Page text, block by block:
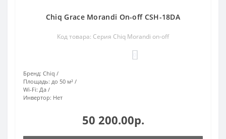
Chiq Grace Morandi On-off CSH-18DA
Код товара: Серия Chiq Morandi on-off
Бренд: Chiq
Площадь: до 50 м²
Wi-Fi: Да
Инвертор: Нет
50 200.00р.